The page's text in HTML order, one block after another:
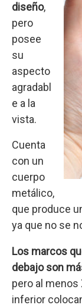
diseño,
pero
posee
su
aspecto
agradabl
e a la
vista.
Cuenta
con un
cuerpo
metálico,
que produce
ya que no se
Los marcos
debajo son
pero al menos
inferior